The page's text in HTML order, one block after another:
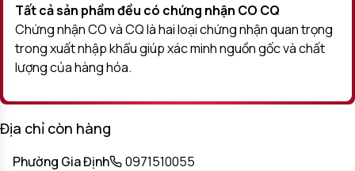
Tất cả sản phầm đều có chứng nhận CO CQ
Chứng nhận CO và CQ là hai loại chứng nhận quan trọng
trong xuất nhập khẩu giúp xác minh nguồn gốc và chất
lượng của hàng hóa.
Địa chỉ còn hàng
Phường Gia Định 0971510055